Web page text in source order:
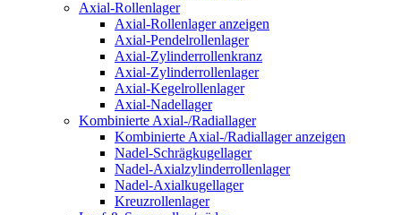
Axial-Rollenlager
Axial-Rollenlager anzeigen
Axial-Pendelrollenlager
Axial-Zylinderrollenkranz
Axial-Zylinderrollenlager
Axial-Kegelrollenlager
Axial-Nadellager
Kombinierte Axial-/Radiallager
Kombinierte Axial-/Radiallager anzeigen
Nadel-Schrägkugellager
Nadel-Axialzylinderrollenlager
Nadel-Axialkugellager
Kreuzrollenlager